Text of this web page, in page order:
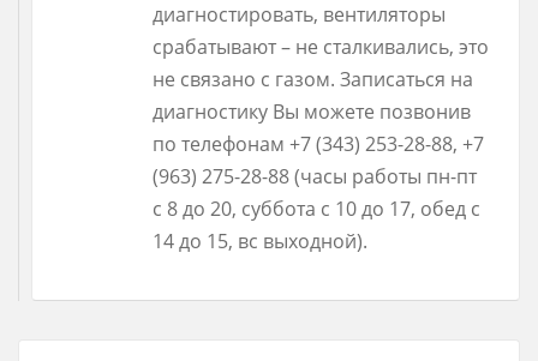
диагностировать, вентиляторы
срабатывают – не сталкивались, это
не связано с газом. Записаться на
диагностику Вы можете позвонив
по телефонам +7 (343) 253-28-88, +7
(963) 275-28-88 (часы работы пн-пт
с 8 до 20, суббота с 10 до 17, обед с
14 до 15, вс выходной).